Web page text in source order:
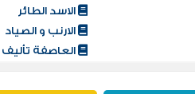
الاسد الطائر
الارنب و الصياد
العاصفة تأليف